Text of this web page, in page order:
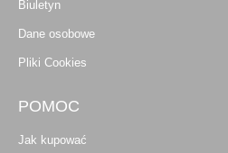
Biuletyn
Dane osobowe
Pliki Cookies
POMOC
Jak kupować